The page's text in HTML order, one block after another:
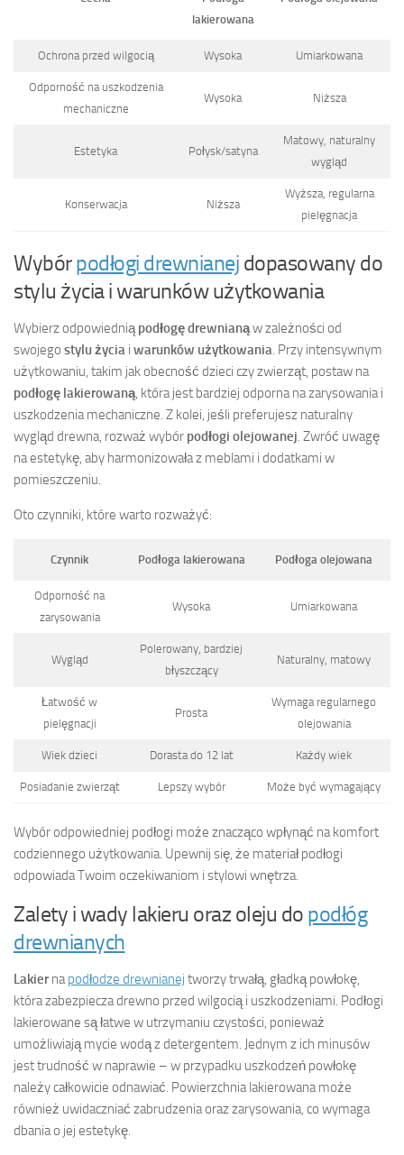
lakierowana
Ochrona przed wilgocią Wysoka Umiarkowana
Odporność na uszkodzenia
mechaniczne
Wysoka Niższa
Estetyka Połysk/satyna
Matowy, naturalny
wygląd
Konserwacja Niższa
Wyższa, regularna
pielęgnacja
Wybórpodłogi drewnianej dopasowany do
stylu życia i warunków użytkowania
Wybierz odpowiedniąpodłogę drewnianąw zależności od
swojego stylu życia i warunków użytkowania. Przy intensywnym
użytkowaniu, takim jak obecność dzieci czy zwierząt, postaw na
podłogę lakierowaną, która jest bardziej odporna na zarysowania i
uszkodzenia mechaniczne. Z kolei, jeśli preferujesz naturalny
wygląd drewna, rozważ wybór podłogi olejowanej. Zwróć uwagę
na estetykę, aby harmonizowała z meblami i dodatkami w
pomieszczeniu.
Oto czynniki, które warto rozważyć:
Czynnik Podłoga lakierowana Podłoga olejowana
Odporność na
zarysowania
Wysoka Umiarkowana
Wygląd
Polerowany, bardziej
błyszczący
Naturalny, matowy
Łatwość w
pielęgnacji
Prosta
Wymaga regularnego
olejowania
Wiek dzieci Dorasta do 12 lat Każdy wiek
Posiadanie zwierząt Lepszy wybór Może być wymagający
Wybór odpowiedniej podłogi może znacząco wpłynąć na komfort
codziennego użytkowania. Upewnij się, że materiał podłogi
odpowiada Twoim oczekiwaniom i stylowi wnętrza.
Zalety i wady lakieru oraz oleju do podłóg
drewnianych
Lakiernapodłodze drewnianej tworzy trwałą, gładką powłokę,
która zabezpiecza drewno przed wilgocią i uszkodzeniami. Podłogi
lakierowane są łatwe w utrzymaniu czystości, ponieważ
umożliwiają mycie wodą z detergentem. Jednym z ich minusów
jest trudność w naprawie – w przypadku uszkodzeń powłokę
należy całkowicie odnawiać. Powierzchnia lakierowana może
również uwidaczniać zabrudzenia oraz zarysowania, co wymaga
dbania o jej estetykę.